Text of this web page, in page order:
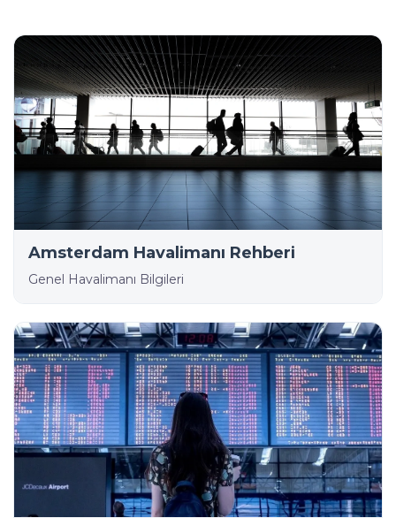
Amsterdam Havalimanı Rehberi
Genel Havalimanı Bilgileri